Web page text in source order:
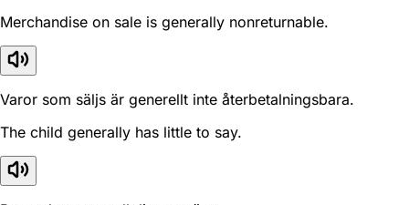
Merchandise on sale is generally nonreturnable.
Varor som säljs är generellt inte återbetalningsbara.
The child generally has little to say.